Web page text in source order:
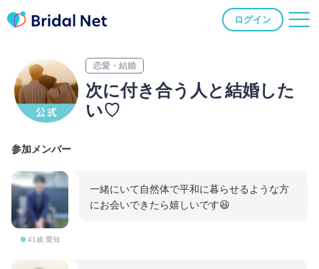
ログイン
恋愛・結婚
次に付き合う人と結婚した
い♡
参加メンバー
41歳 愛知
一緒にいて自然体で平和に暮らせるような方
にお会いできたら嬉しいです😆